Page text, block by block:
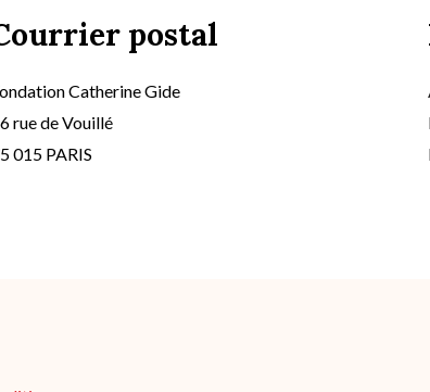
postal
Catherine Gide
rue de Vouillé
015 PARIS